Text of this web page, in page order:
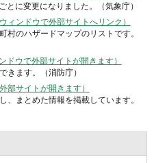
に変更になりました。（気象庁）
ィンドウで外部サイトへリンク）
村のハザードマップのリストです。
ドウで外部サイトが開きます）
きます。（消防庁）
部サイトが開きます）
、まとめた情報を掲載しています。